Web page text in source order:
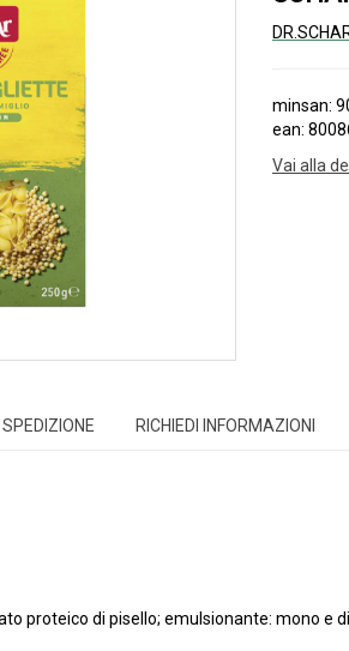
minsan:
ean:
Vai alla
RICHIEDI INFORMAZIONI
proteico di pisello; emulsionante: mono e